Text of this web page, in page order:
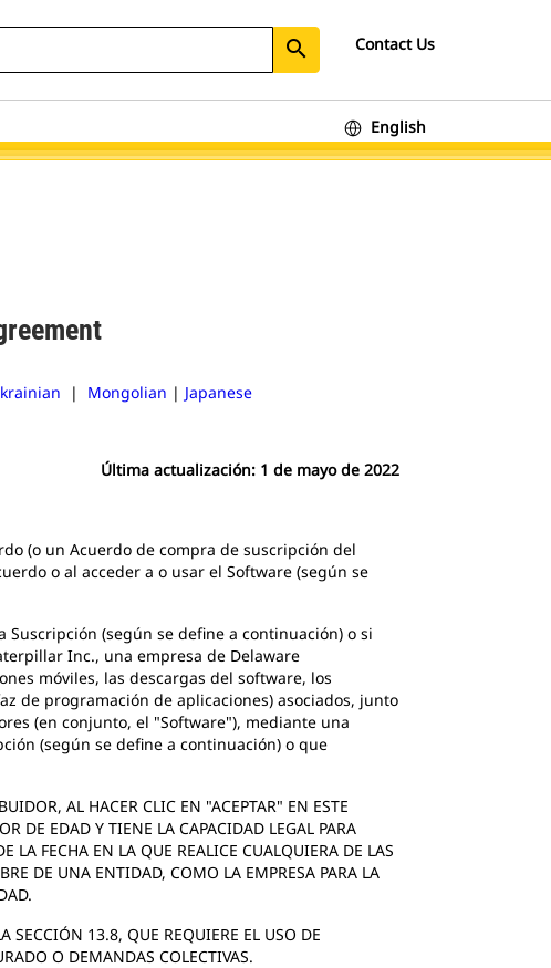
search Contact Us
English
| Mongolian | Japanese
Última actualización: 1 de mayo de 2022
(o un Acuerdo de compra de suscripción del
o al acceder a o usar el Software (según se
(según se define a continuación) o si
Inc., una empresa de Delaware
móviles, las descargas del software, los
de programación de aplicaciones) asociados, junto
(en conjunto, el "Software"), mediante una
(según se define a continuación) o que
AL HACER CLIC EN "ACEPTAR" EN ESTE
DE EDAD Y TIENE LA CAPACIDAD LEGAL PARA
LA FECHA EN LA QUE REALICE CUALQUIERA DE LAS
DE UNA ENTIDAD, COMO LA EMPRESA PARA LA
SECCIÓN ‎13.8, QUE REQUIERE EL USO DE
O DEMANDAS COLECTIVAS.